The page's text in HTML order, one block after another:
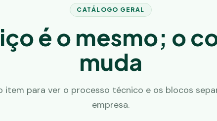
CATÁLOGO GERAL
é o mesmo; o
muda
item para ver o processo técnico e os blocos
empresa.